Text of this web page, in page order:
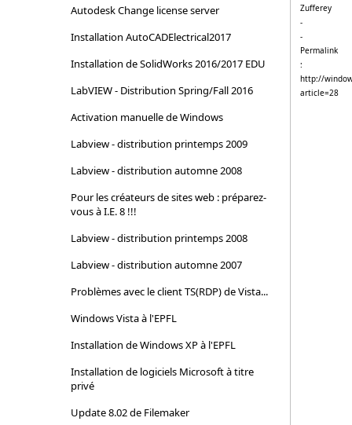
Autodesk Change license server
Installation AutoCADElectrical2017
Installation de SolidWorks 2016/2017 EDU
LabVIEW - Distribution Spring/Fall 2016
Activation manuelle de Windows
Labview - distribution printemps 2009
Labview - distribution automne 2008
Pour les créateurs de sites web : préparez-
vous à I.E. 8 !!!
Labview - distribution printemps 2008
Labview - distribution automne 2007
Problèmes avec le client TS(RDP) de Vista...
Windows Vista à l'EPFL
Installation de Windows XP à l'EPFL
Installation de logiciels Microsoft à titre
privé
Update 8.02 de Filemaker
Zufferey
-
-
Permalink
:
http://
article=28